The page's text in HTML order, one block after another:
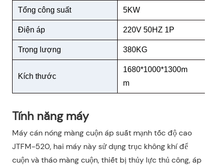
Tổng công suất 5KW
Điện áp 220V 50HZ 1P
Trọng lượng 380KG
Kích thước
1680*1000*1300m
m
Tính năng máy
Máy cán nóng màng cuộn áp suất mạnh tốc độ cao
JTFM-520, hai máy này sử dụng trục không khí để
cuộn và tháo màng cuộn, thiết bị thủy lực thủ công, áp